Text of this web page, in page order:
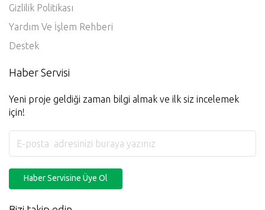
Gizlilik Politikası
Yardım Ve İşlem Rehberi
Destek
Haber Servisi
Yeni proje geldiği zaman bilgi almak ve ilk siz incelemek
için!
Haber Servisine Üye Ol